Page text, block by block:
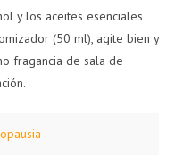
y los aceites esenciales
(50 ml), agite bien y
fragancia de sala de